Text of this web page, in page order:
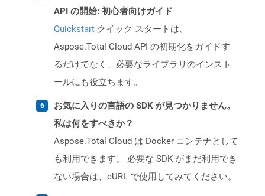
API の開始: 初心者向けガイド
Quickstart クイック スタートは、
Aspose.Total Cloud API の初期化をガイドす
るだけでなく、必要なライブラリのインスト
ールにも役立ちます。
お気に入りの言語の SDK が見つかりません。
私は何をすべきか？
Aspose.Total Cloud は Docker コンテナとして
も利用できます。 必要な SDK がまだ利用でき
ない場合は、cURL で使用してみてください。